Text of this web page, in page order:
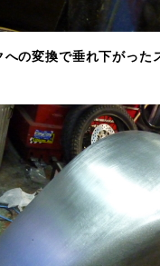
への変換で垂れ下がった